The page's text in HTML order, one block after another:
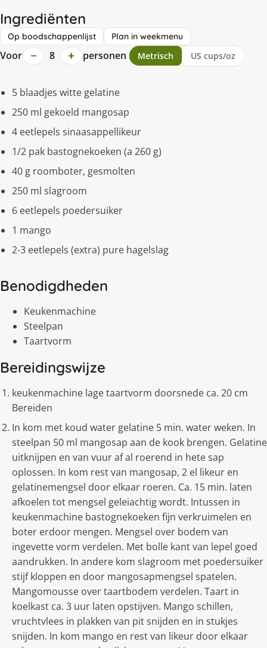
Ingrediënten
Op boodschappenlijst Plan in weekmenu
Voor − 8 + personen Metrisch US cups/oz
5 blaadjes witte gelatine
250 ml gekoeld mangosap
4 eetlepels sinaasappellikeur
1/2 pak bastognekoeken (a 260 g)
40 g roomboter, gesmolten
250 ml slagroom
6 eetlepels poedersuiker
1 mango
2-3 eetlepels (extra) pure hagelslag
Benodigdheden
Keukenmachine
Steelpan
Taartvorm
Bereidingswijze
keukenmachine lage taartvorm doorsnede ca. 20 cm
Bereiden
In kom met koud water gelatine 5 min. water weken. In
steelpan 50 ml mangosap aan de kook brengen. Gelatine
uitknijpen en van vuur af al roerend in hete sap
oplossen. In kom rest van mangosap, 2 el likeur en
gelatinemengsel door elkaar roeren. Ca. 15 min. laten
afkoelen tot mengsel geleiachtig wordt. Intussen in
keukenmachine bastognekoeken fijn verkruimelen en
boter erdoor mengen. Mengsel over bodem van
ingevette vorm verdelen. Met bolle kant van lepel goed
aandrukken. In andere kom slagroom met poedersuiker
stijf kloppen en door mangosapmengsel spatelen.
Mangomousse over taartbodem verdelen. Taart in
koelkast ca. 3 uur laten opstijven. Mango schillen,
vruchtvlees in plakken van pit snijden en in stukjes
snijden. In kom mango en rest van likeur door elkaar